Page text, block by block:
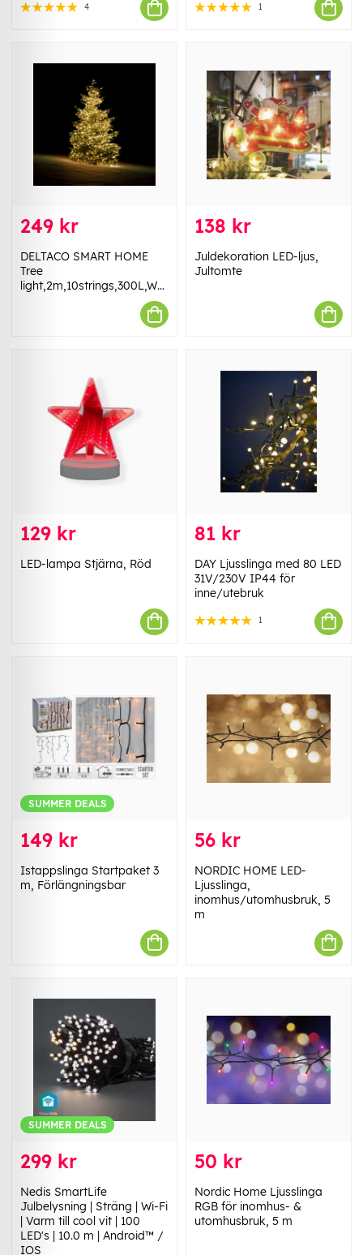
4 1
249 kr
DELTACO SMART HOME
Tree
light,2m,10strings,300L,WW,adapter,IP44
138 kr
Juldekoration LED-ljus,
Jultomte
129 kr
LED-lampa Stjärna, Röd
81 kr
DAY Ljusslinga med 80 LED
31V/230V IP44 för
inne/utebruk
1
SUMMER DEALS
149 kr
Istappslinga Startpaket 3
m, Förlängningsbar
56 kr
NORDIC HOME LED-
Ljusslinga,
inomhus/utomhusbruk, 5
m
SUMMER DEALS
299 kr
Nedis SmartLife
Julbelysning | Sträng | Wi-Fi
| Varm till cool vit | 100
LED's | 10.0 m | Android™ /
IOS
50 kr
Nordic Home Ljusslinga
RGB för inomhus- &
utomhusbruk, 5 m